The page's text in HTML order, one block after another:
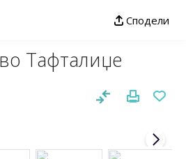
Сподели
Тафталиџе